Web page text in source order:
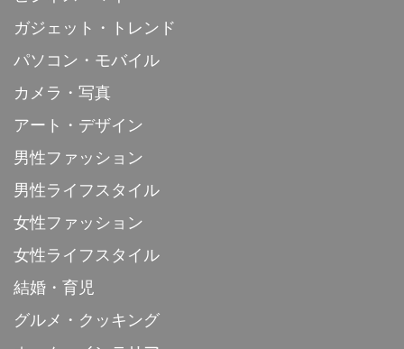
ガジェット・トレンド
パソコン・モバイル
カメラ・写真
アート・デザイン
男性ファッション
男性ライフスタイル
女性ファッション
女性ライフスタイル
結婚・育児
グルメ・クッキング